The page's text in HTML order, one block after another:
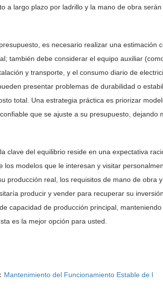
a largo plazo por ladrillo y la mano de obra serán
es necesario realizar una
también debe considerar el equipo auxiliar
y transporte, y el consumo diario de
presentar problemas de durabilidad o
total. Una estrategia práctica es priorizar
que se ajuste a su presupuesto, dejando
clave del equilibrio reside en una expectativa
los modelos que le interesan y visitar
producción real, los requisitos de mano de obra
producir y vender para recuperar su
capacidad de producción principal,
es la mejor opción para usted.
Mantenimiento del Funcionamiento Estable de l